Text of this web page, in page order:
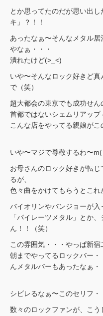
とか思ってたのだが思い出
キ」？！！
あったなぁ〜そんなメタル
やなぁ・・・
潰れたけど(>_<)
いや〜そんなロック好きど
で（笑）
超大都会の東京でも成功せ
首都ではないシェムリアッ
こんな店をやってる親娘がこ
いや〜マジで尊敬するわ〜
お母さんのロック好きが転
るが、
色々曲をかけてもらうとこれ
バイオリンやバンジョーが入
「パイレーツメタル」とか
ん！！（笑）
この雰囲気・・・やっぱ新宿
朝までやってるロックバー
んメタルバーもあったなぁ・
シビレるなぁ〜このセリフ・
数々のロックファンが、こ